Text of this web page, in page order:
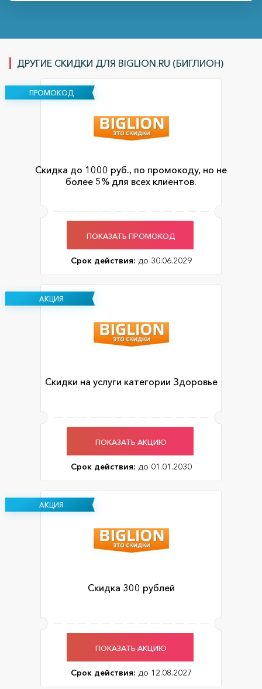
ДРУГИЕ СКИДКИ ДЛЯ BIGLION.RU (БИГЛИОН)
ПРОМОКОД
Скидка до 1000 руб., по промокоду, но не
более 5% для всех клиентов.
ПОКАЗАТЬ ПРОМОКОД
Срок действия: до 30.06.2029
АКЦИЯ
Скидки на услуги категории Здоровье
ПОКАЗАТЬ АКЦИЮ
Срок действия: до 01.01.2030
АКЦИЯ
Скидка 300 рублей
ПОКАЗАТЬ АКЦИЮ
Срок действия: до 12.08.2027